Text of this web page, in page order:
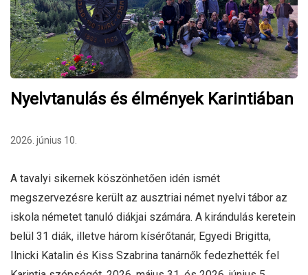
Nyelvtanulás és élmények Karintiában
2026. június 10.
A tavalyi sikernek köszönhetően idén ismét
megszervezésre került az ausztriai német nyelvi tábor az
iskola németet tanuló diákjai számára. A kirándulás keretein
belül 31 diák, illetve három kísérőtanár, Egyedi Brigitta,
Ilnicki Katalin és Kiss Szabrina tanárnők fedezhették fel